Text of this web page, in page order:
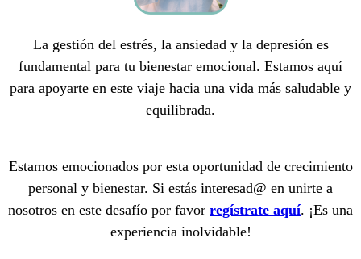
La gestión del estrés, la ansiedad y la depresión es
fundamental para tu bienestar emocional. Estamos aquí
para apoyarte en este viaje hacia una vida más saludable y
equilibrada.
Estamos emocionados por esta oportunidad de crecimiento
personal y bienestar. Si estás interesad@ en unirte a
nosotros en este desafío por favor regístrate aquí. ¡Es una
experiencia inolvidable!